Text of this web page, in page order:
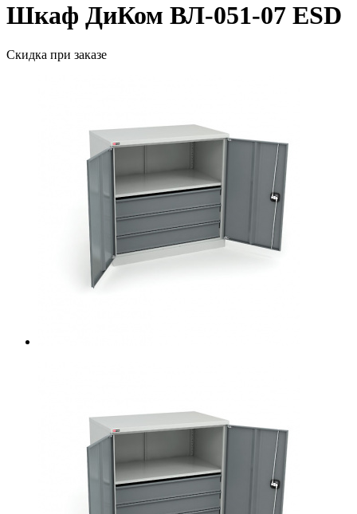
Шкаф ДиКом ВЛ-051-07 ESD
Скидка при заказе